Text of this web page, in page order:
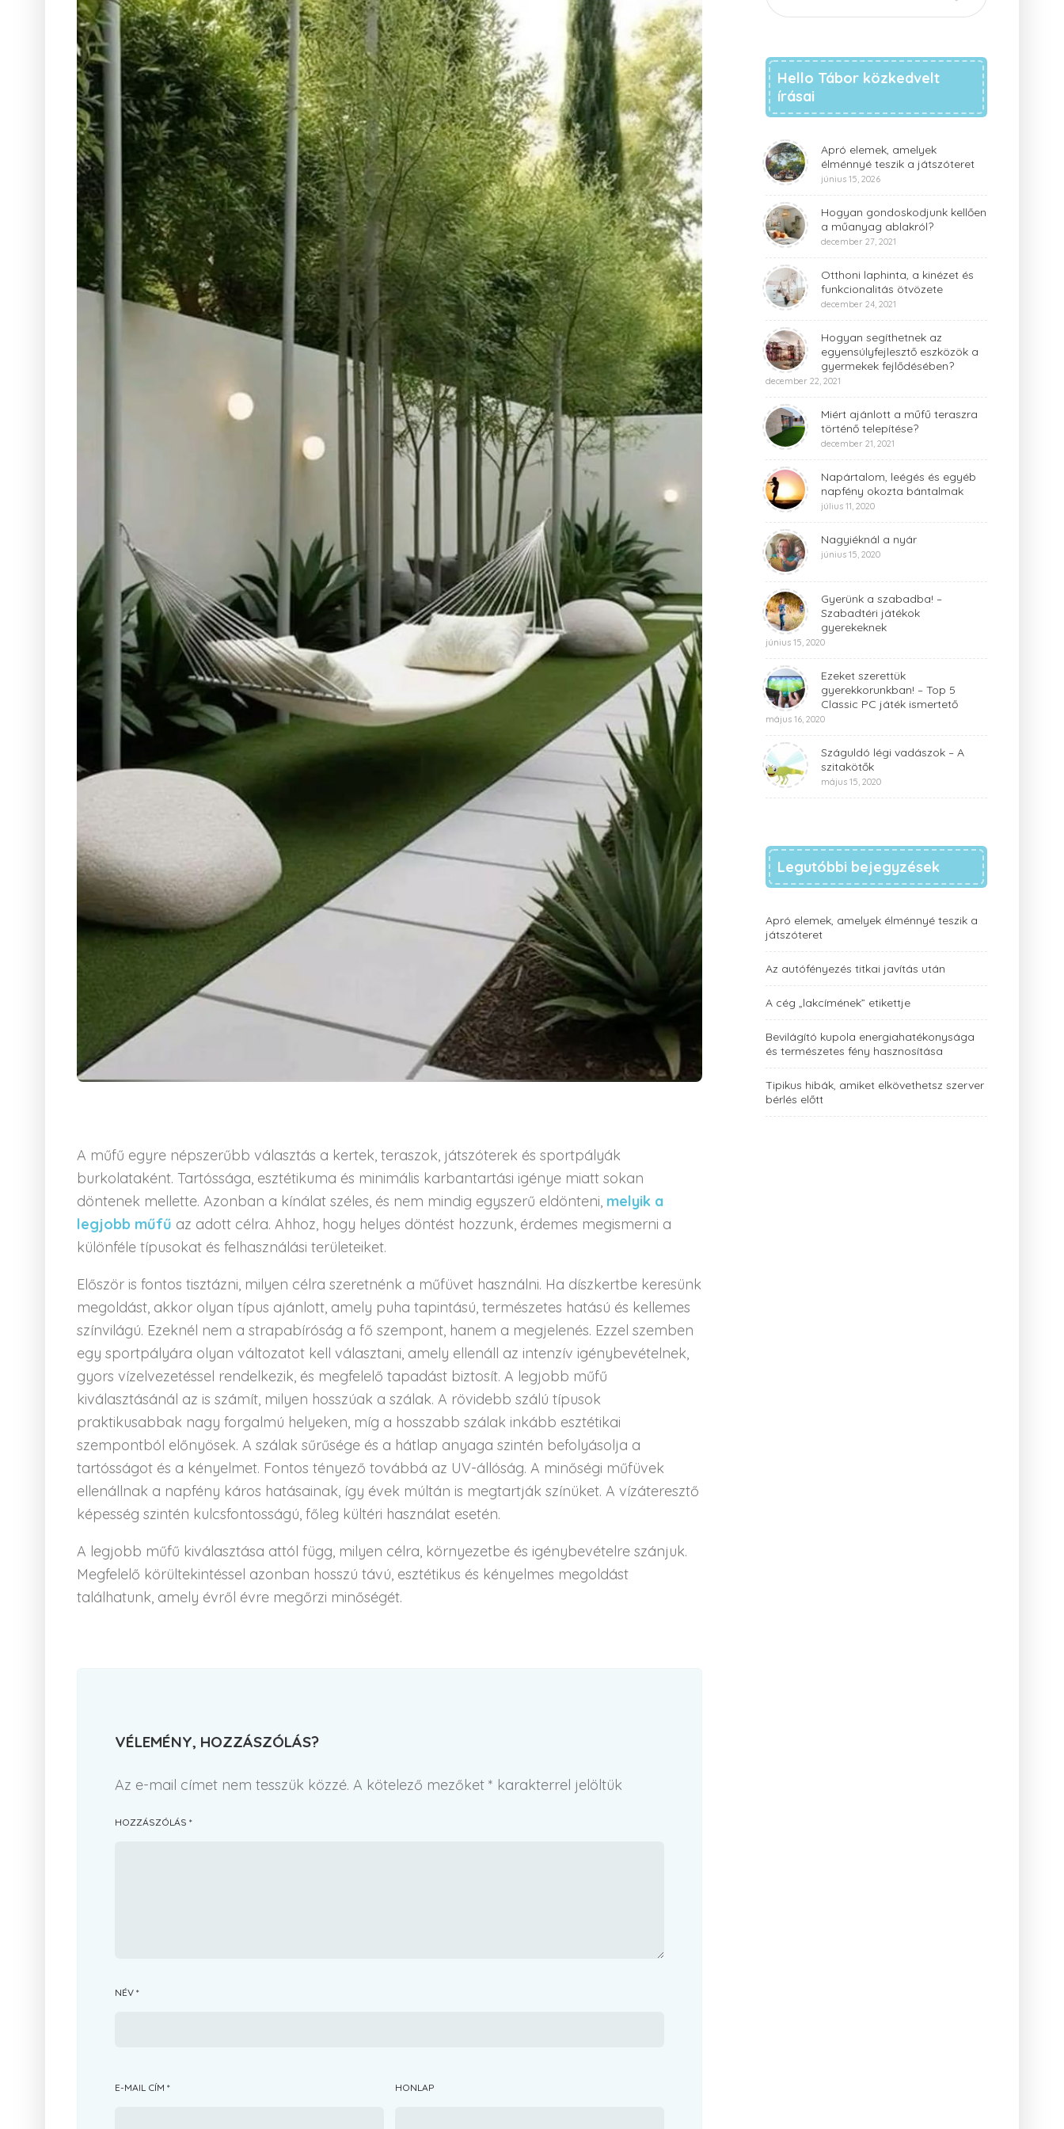
A műfű egyre népszerűbb választás a kertek, teraszok, játszóterek és sportpályák
burkolataként. Tartóssága, esztétikuma és minimális karbantartási igénye miatt sokan
döntenek mellette. Azonban a kínálat széles, és nem mindig egyszerű eldönteni, melyik a
legjobb műfű az adott célra. Ahhoz, hogy helyes döntést hozzunk, érdemes megismerni a
különféle típusokat és felhasználási területeiket.
Először is fontos tisztázni, milyen célra szeretnénk a műfüvet használni. Ha díszkertbe keresünk
megoldást, akkor olyan típus ajánlott, amely puha tapintású, természetes hatású és kellemes
színvilágú. Ezeknél nem a strapabíróság a fő szempont, hanem a megjelenés. Ezzel szemben
egy sportpályára olyan változatot kell választani, amely ellenáll az intenzív igénybevételnek,
gyors vízelvezetéssel rendelkezik, és megfelelő tapadást biztosít. A legjobb műfű
kiválasztásánál az is számít, milyen hosszúak a szálak. A rövidebb szálú típusok
praktikusabbak nagy forgalmú helyeken, míg a hosszabb szálak inkább esztétikai
szempontból előnyösek. A szálak sűrűsége és a hátlap anyaga szintén befolyásolja a
tartósságot és a kényelmet. Fontos tényező továbbá az UV-állóság. A minőségi műfüvek
ellenállnak a napfény káros hatásainak, így évek múltán is megtartják színüket. A vízáteresztő
képesség szintén kulcsfontosságú, főleg kültéri használat esetén.
A legjobb műfű kiválasztása attól függ, milyen célra, környezetbe és igénybevételre szánjuk.
Megfelelő körültekintéssel azonban hosszú távú, esztétikus és kényelmes megoldást
találhatunk, amely évről évre megőrzi minőségét.
VÉLEMÉNY, HOZZÁSZÓLÁS?
Az e-mail címet nem tesszük közzé. A kötelező mezőket* karakterrel jelöltük
HOZZÁSZÓLÁS*
NÉV*
E-MAIL CÍM* HONLAP
Hello Tábor közkedvelt
írásai
Apró elemek, amelyek
élménnyé teszik a játszóteret
június 15, 2026
Hogyan gondoskodjunk kellően
a műanyag ablakról?
december 27, 2021
Otthoni laphinta, a kinézet és
funkcionalitás ötvözete
december 24, 2021
Hogyan segíthetnek az
egyensúlyfejlesztő eszközök a
gyermekek fejlődésében?
december 22, 2021
Miért ajánlott a műfű teraszra
történő telepítése?
december 21, 2021
Napártalom, leégés és egyéb
napfény okozta bántalmak
július 11, 2020
Nagyiéknál a nyár
június 15, 2020
Gyerünk a szabadba! –
Szabadtéri játékok
gyerekeknek
június 15, 2020
Ezeket szerettük
gyerekkorunkban! – Top 5
Classic PC játék ismertető
május 16, 2020
Száguldó légi vadászok – A
szitakötők
május 15, 2020
Legutóbbi bejegyzések
Apró elemek, amelyek élménnyé teszik a
játszóteret
Az autófényezés titkai javítás után
A cég „lakcímének” etikettje
Bevilágító kupola energiahatékonysága
és természetes fény hasznosítása
Tipikus hibák, amiket elkövethetsz szerver
bérlés előtt